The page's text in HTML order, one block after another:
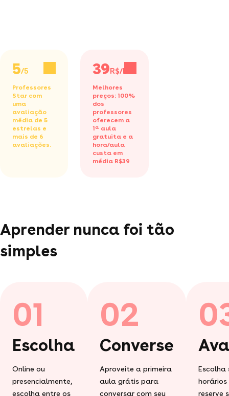
5/5
Professores
Star com
uma
avaliação
média de 5
estrelas e
mais de 6
avaliações.
39R$/h
Melhores
preços: 100%
dos
professores
oferecem a
1ª aula
gratuita e a
hora/aula
custa em
média R$39
Aprender nunca foi tão
simples
01
Escolha
Online ou
presencialmente,
escolha entre os
02
Converse
Aproveite a primeira
aula grátis para
conversar com seu
Escolha
horários
reserve